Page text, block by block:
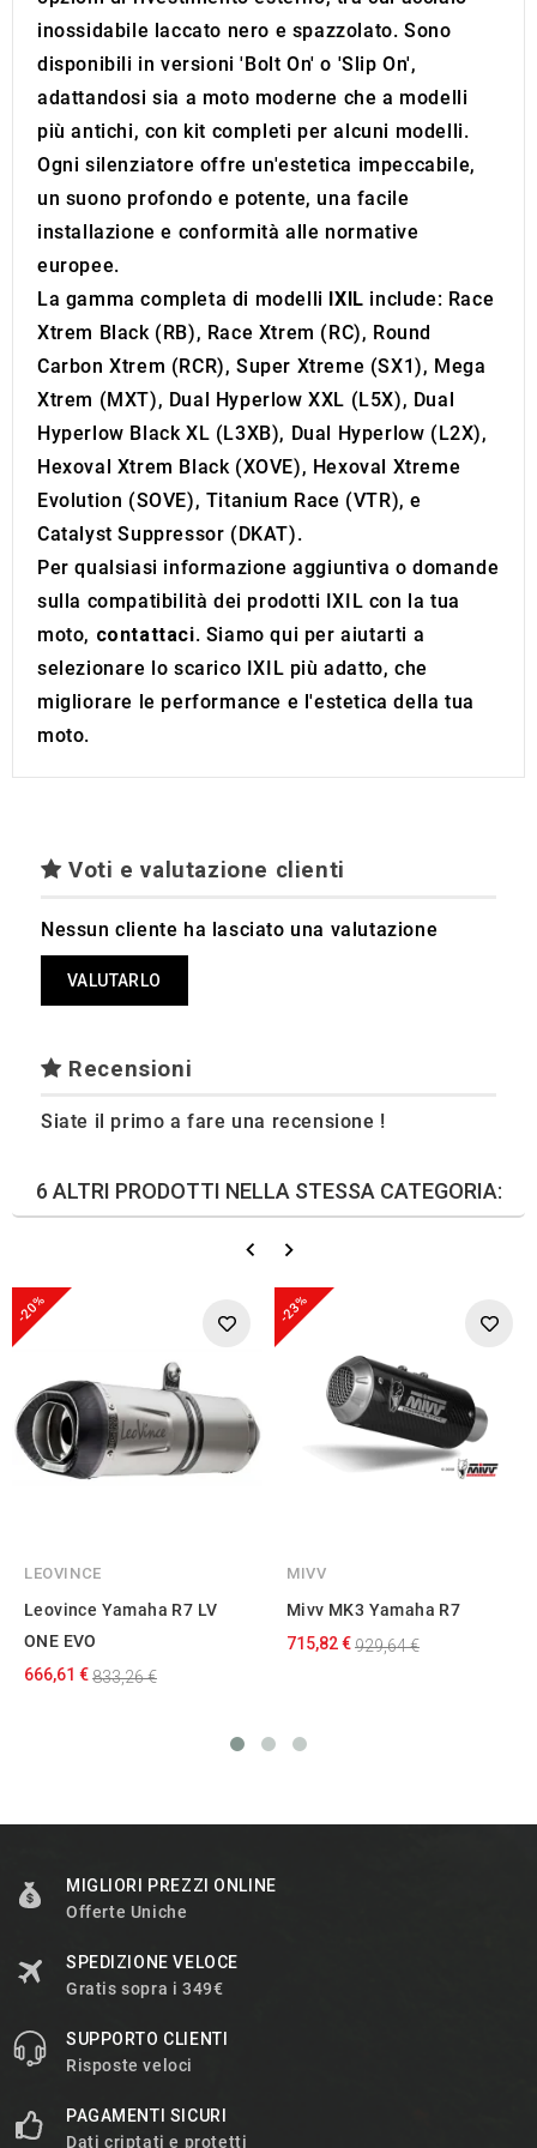
inossidabile laccato nero e spazzolato. Sono
disponibili in versioni 'Bolt On' o 'Slip On',
adattandosi sia a moto moderne che a modelli
più antichi, con kit completi per alcuni modelli.
Ogni silenziatore offre un'estetica impeccabile,
un suono profondo e potente, una facile
installazione e conformità alle normative
europee.
La gamma completa di modelli IXIL include: Race
Xtrem Black (RB), Race Xtrem (RC), Round
Carbon Xtrem (RCR), Super Xtreme (SX1), Mega
Xtrem (MXT), Dual Hyperlow XXL (L5X), Dual
Hyperlow Black XL (L3XB), Dual Hyperlow (L2X),
Hexoval Xtrem Black (XOVE), Hexoval Xtreme
Evolution (SOVE), Titanium Race (VTR), e
Catalyst Suppressor (DKAT).
Per qualsiasi informazione aggiuntiva o domande
sulla compatibilità dei prodotti IXIL con la tua
moto, contattaci. Siamo qui per aiutarti a
selezionare lo scarico IXIL più adatto, che
migliorare le performance e l'estetica della tua
moto.
Voti e valutazione clienti
Nessun cliente ha lasciato una valutazione
VALUTARLO
Recensioni
Siate il primo a fare una recensione !
6 ALTRI PRODOTTI NELLA STESSA CATEGORIA:
-20%
LEOVINCE
Leovince Yamaha R7 LV
ONE EVO
666,61 €833,26 €
-23%
MIVV
Mivv MK3 Yamaha R7
715,82 €929,64 €
MIGLIORI PREZZI ONLINE
Offerte Uniche
SPEDIZIONE VELOCE
Gratis sopra i 349€
SUPPORTO CLIENTI
Risposte veloci
PAGAMENTI SICURI
Dati criptati e protetti